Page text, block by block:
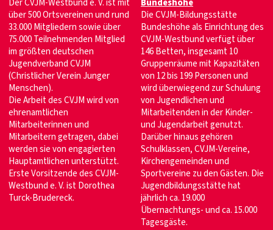
Der CVJM-Westbund e. V. ist mit
über 500 Ortsvereinen und rund
33.000 Mitgliedern sowie über
75.000 Teilnehmenden Mitglied
im größten deutschen
Jugendverband CVJM
(Christlicher Verein Junger
Menschen).
Die Arbeit des CVJM wird von
ehrenamtlichen
Mitarbeiterinnen und
Mitarbeitern getragen, dabei
werden sie von engagierten
Hauptamtlichen unterstützt.
Erste Vorsitzende des CVJM-
Westbund e. V. ist Dorothea
Turck-Brudereck.
Bundeshöhe
Die CVJM-Bildungsstätte
Bundeshöhe als Einrichtung des
CVJM-Westbund verfügt über
146 Betten, insgesamt 10
Gruppenräume mit Kapazitäten
von 12 bis 199 Personen und
wird überwiegend zur Schulung
von Jugendlichen und
Mitarbeitenden in der Kinder-
und Jugendarbeit genutzt.
Darüber hinaus gehören
Schulklassen, CVJM-Vereine,
Kirchengemeinden und
Sportvereine zu den Gästen. Die
Jugendbildungsstätte hat
jährlich ca. 19.000
Übernachtungs- und ca. 15.000
Tagesgäste.